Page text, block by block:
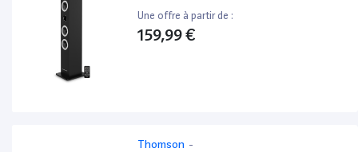
Une offre à partir de :
159,99 €
Thomson -